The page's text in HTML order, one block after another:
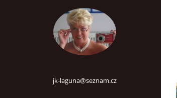
jk-laguna@seznam.cz